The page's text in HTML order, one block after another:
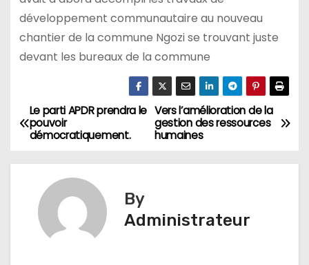
développement communautaire au nouveau
chantier de la commune Ngozi se trouvant juste
devant les bureaux de la commune
Navigation
de
l’article
Vers l’amélioration de la
gestion des ressources
humaines
Le parti APDR prendra le
pouvoir
démocratiquement.
By
Administrateur